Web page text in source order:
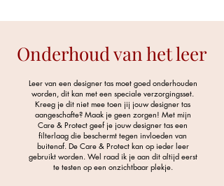
Onderhoud van het leer
Leer van een designer tas moet goed onderhouden
worden, dit kan met een speciale verzorgingsset.
Kreeg je dit niet mee toen jij jouw designer tas
aangeschafte? Maak je geen zorgen! Met mijn
Care & Protect geef je jouw designer tas een
filterlaag die beschermt tegen invloeden van
buitenaf. De Care & Protect kan op ieder leer
gebruikt worden. Wel raad ik je aan dit altijd eerst
te testen op een onzichtbaar plekje.